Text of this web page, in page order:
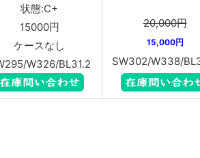
状態:C+
15000円
ケースなし
W326/BL31.2
20,000円
15,000円
SW302/W338/